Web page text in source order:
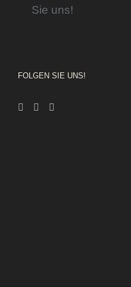
Sie uns!
FOLGEN SIE UNS!